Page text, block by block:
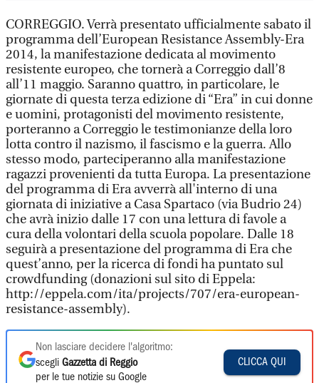
CORREGGIO. Verrà presentato ufficialmente sabato il
programma dell’European Resistance Assembly-Era
2014, la manifestazione dedicata al movimento
resistente europeo, che tornerà a Correggio dall’8
all’11 maggio. Saranno quattro, in particolare, le
giornate di questa terza edizione di “Era” in cui donne
e uomini, protagonisti del movimento resistente,
porteranno a Correggio le testimonianze della loro
lotta contro il nazismo, il fascismo e la guerra. Allo
stesso modo, parteciperanno alla manifestazione
ragazzi provenienti da tutta Europa. La presentazione
del programma di Era avverrà all'interno di una
giornata di iniziative a Casa Spartaco (via Budrio 24)
che avrà inizio dalle 17 con una lettura di favole a
cura della volontari della scuola popolare. Dalle 18
seguirà a presentazione del programma di Era che
quest’anno, per la ricerca di fondi ha puntato sul
crowdfunding (donazioni sul sito di Eppela:
http://eppela.com/ita/projects/707/era-european-
resistance-assembly).
Non lasciare decidere l'algoritmo:
scegli Gazzetta di Reggio
per le tue notizie su Google
CLICCA QUI